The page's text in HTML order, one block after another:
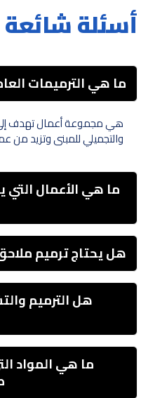
أسئلة شائعة
ما هي الترميمات
هي مجموعة أعمال تهدف إلى
والتجميلي للمبنى وتزيد من
ما هي الأعمال
هل يحتاج ترميم
هل الترميم
ما هي المواد